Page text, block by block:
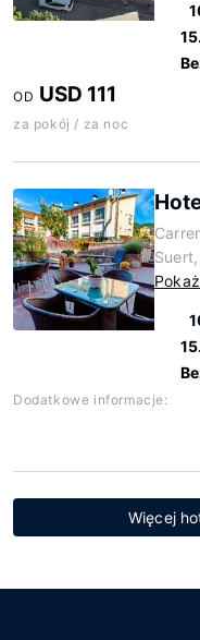
OD USD 111
za pokój / za noc
Dodatkowe informacje:
Więcej